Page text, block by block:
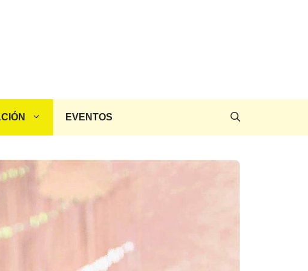
EVENTOS